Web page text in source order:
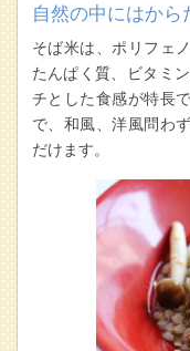
自然の中にはから
そば米は、ポリフェ
たんぱく質、ビタミ
チとした食感が特長
で、和風、洋風問わ
だけます。